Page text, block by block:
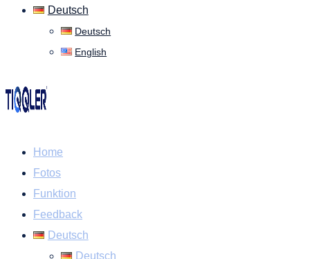
Deutsch
Deutsch
English
Home
Fotos
Funktion
Feedback
Deutsch
Deutsch